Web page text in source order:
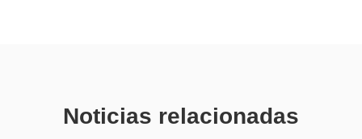
Noticias relacionadas